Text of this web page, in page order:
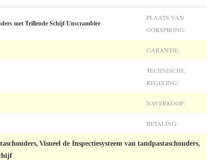
met Trillende Schijf Unscrambler
PLAATS VAN
OORSPRONG:
GARANTIE:
TECHNISCHE
REGELING:
NAVERKOOP:
BETALING:
, Visueel de Inspectiesysteem van tandpastaschouders,